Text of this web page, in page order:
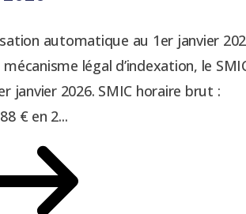
automatique au 1er janvier
légal d’indexation, le
janvier 2026. SMIC horaire brut :
€ en 2...